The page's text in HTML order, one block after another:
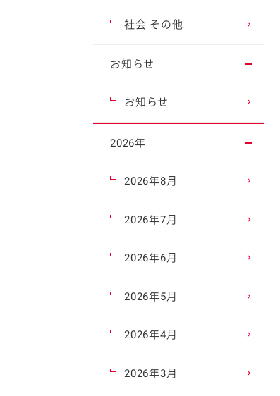
社会 その他
お知らせ
お知らせ
2026年
2026年8月
2026年7月
2026年6月
2026年5月
2026年4月
2026年3月